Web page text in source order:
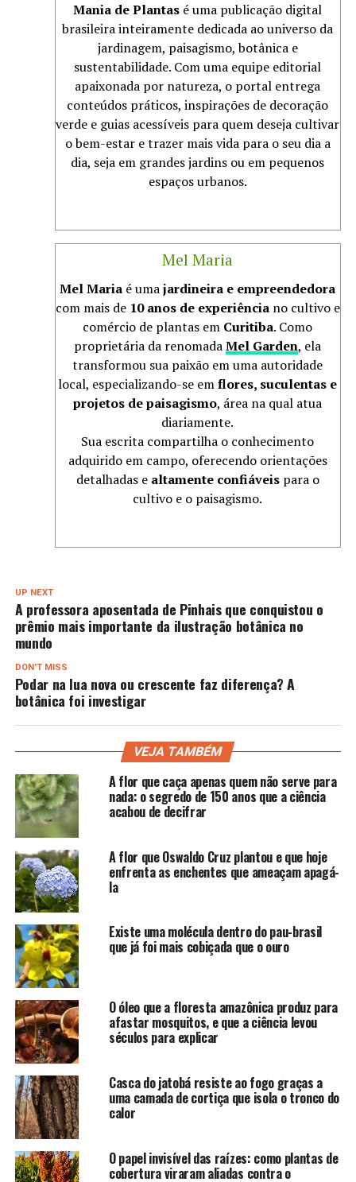
Mania de Plantas é uma publicação digital
brasileira inteiramente dedicada ao universo da
jardinagem, paisagismo, botânica e
sustentabilidade. Com uma equipe editorial
apaixonada por natureza, o portal entrega
conteúdos práticos, inspirações de decoração
verde e guias acessíveis para quem deseja cultivar
o bem-estar e trazer mais vida para o seu dia a
dia, seja em grandes jardins ou em pequenos
espaços urbanos.
Mel Maria
Mel Maria é umajardineira e empreendedora
com mais de 10 anos de experiênciano cultivo e
comércio de plantas em Curitiba. Como
proprietária da renomadaMel Garden, ela
transformou sua paixão em uma autoridade
local, especializando-se emflores, suculentas e
projetos de paisagismo, área na qual atua
diariamente.
Sua escrita compartilha o conhecimento
adquirido em campo, oferecendo orientações
detalhadas e altamente confiáveispara o
cultivo e o paisagismo.
UP NEXT
A professora aposentada de Pinhais que conquistou o
prêmio mais importante da ilustração botânica no
mundo
DON'T MISS
Podar na lua nova ou crescente faz diferença? A
botânica foi investigar
VEJA TAMBÉM
A flor que caça apenas quem não serve para
nada: o segredo de 150 anos que a ciência
acabou de decifrar
A flor que Oswaldo Cruz plantou e que hoje
enfrenta as enchentes que ameaçam apagá-
la
Existe uma molécula dentro do pau-brasil
que já foi mais cobiçada que o ouro
O óleo que a floresta amazônica produz para
afastar mosquitos, e que a ciência levou
séculos para explicar
Casca do jatobá resiste ao fogo graças a
uma camada de cortiça que isola o tronco do
calor
O papel invisível das raízes: como plantas de
cobertura viraram aliadas contra o